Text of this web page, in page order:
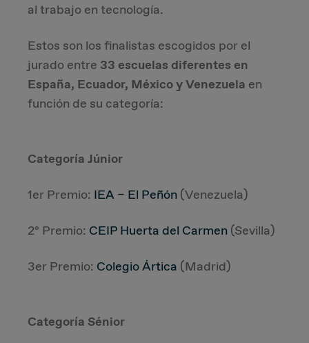
al trabajo en tecnología.
Estos son los finalistas escogidos por el
jurado entre 33 escuelas diferentes en
España, Ecuador, México y Venezuela en
función de su categoría:
Categoría Júnior
1er Premio: IEA – El Peñón (Venezuela)
2º Premio: CEIP Huerta del Carmen (Sevilla)
3er Premio: Colegio Ártica (Madrid)
Categoría Sénior